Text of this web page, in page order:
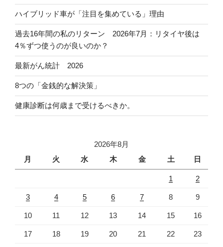
ハイブリッド車が「注目を集めている」理由
過去16年間の私のリターン 2026年7月：リタイヤ後は
4％ずつ使うのが良いのか？
最新がん統計 2026
8つの「金銭的な解決策」
健康診断は何歳まで受けるべきか。
2026年8月
月
火 水 木 金 土 日
1 2
3 4 5 6 7 8 9
10 11 12 13 14 15 16
17 18 19 20 21 22 23